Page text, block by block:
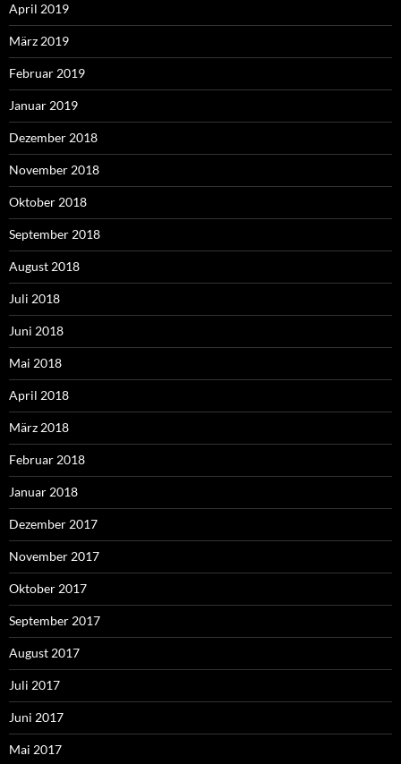
April 2019
März 2019
Februar 2019
Januar 2019
Dezember 2018
November 2018
Oktober 2018
September 2018
August 2018
Juli 2018
Juni 2018
Mai 2018
April 2018
März 2018
Februar 2018
Januar 2018
Dezember 2017
November 2017
Oktober 2017
September 2017
August 2017
Juli 2017
Juni 2017
Mai 2017